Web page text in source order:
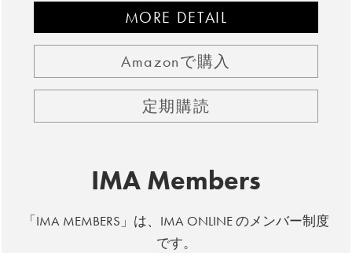
MORE DETAIL
Amazonで購入
定期購読
IMA Members
「IMA MEMBERS」は、IMA ONLINE のメンバー制度
です。